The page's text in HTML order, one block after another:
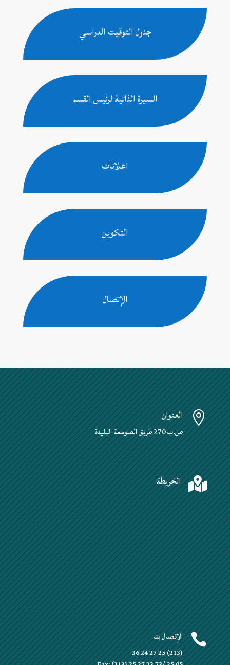
جدول التوقيت الدراسي
السيرة الذاتية لرئيس القسم
اعلانات
التكوين
الإتصال
 العنوان
ص.ب 270 طريق الصومعة البليدة
 الخريطة
 الإتصال بنا
(213) 25 27 24 36